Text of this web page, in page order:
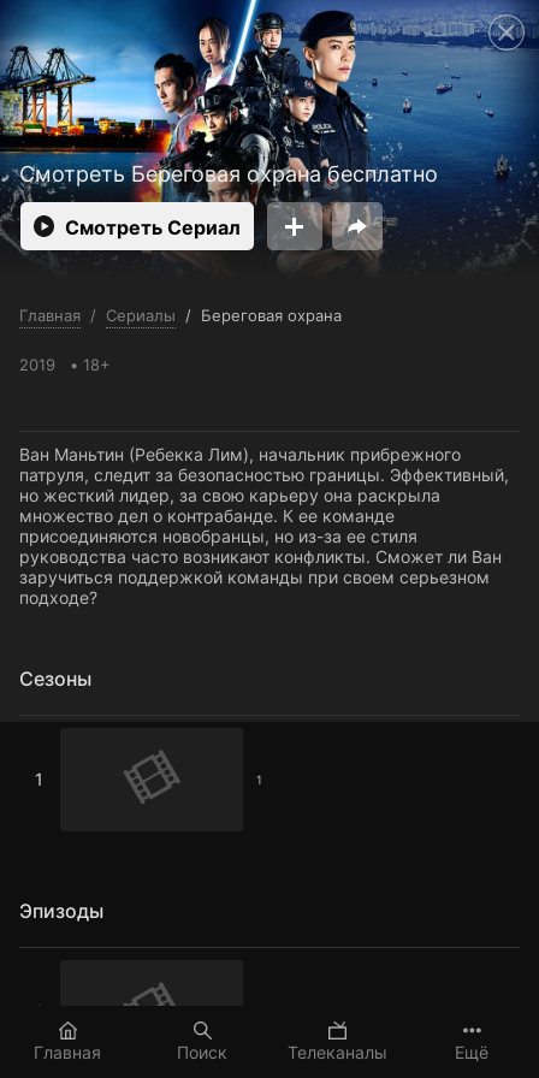
Главная Поиск Телеканалы Ещё
Смотреть Береговая охрана бесплатно
Смотреть Сериал
Главная / Сериалы / Береговая охрана
2019 18+
Ван Маньтин (Ребекка Лим), начальник прибрежного
патруля, следит за безопасностью границы. Эффективный,
но жесткий лидер, за свою карьеру она раскрыла
множество дел о контрабанде. К ее команде
присоединяются новобранцы, но из-за ее стиля
руководства часто возникают конфликты. Сможет ли Ван
заручиться поддержкой команды при своем серьезном
подходе?
Сезоны
1 1
Эпизоды
1
support@24h.tv
Пользовательское соглашение
Политика конфиденциальности
Открыть приложение
Ввести промокод